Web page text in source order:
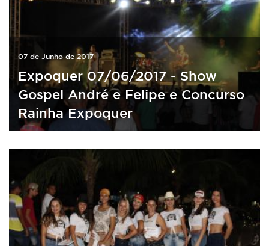
07 de Junho de 2017
Expoquer 07/06/2017 - Show
Gospel André e Felipe e Concurso
Rainha Expoquer